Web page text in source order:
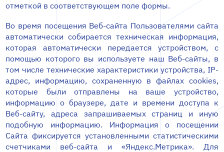
отметкой в соответствующем поле формы.
Во время посещения Веб-сайта Пользователями сайта
автоматически собирается техническая информация,
которая автоматически передается устройством, с
помощью которого вы используете наш Веб-сайты, в
том числе технические характеристики устройства, IP-
адрес, информацию, сохраненную в файлах cookies,
которые были отправлены на ваше устройство,
информацию о браузере, дате и времени доступа к
Веб-сайту, адреса запрашиваемых страниц и иную
подобную информацию. Информация о посещении
Сайта фиксируется установленными статистическими
счетчиками веб-сайта и «Яндекс.Метрика». Для